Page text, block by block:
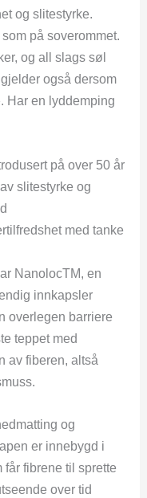
og slitestyrke.
på soverommet.
og all slags søl
også dersom
Har en lyddemping
på over 50 år
slitestyrke og
med tanke
NanolocTM, en
innkapsler
overlegen barriere
teppet med
av fiberen, altså
og
er innebygd i
fibrene til sprette
over tid